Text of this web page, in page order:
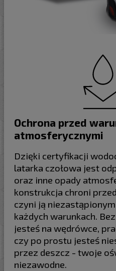
Ochrona przed
atmosferycznymi
Dzięki certyfikacji
latarka czołowa jest
oraz inne opady
konstrukcja chroni
czyni ją
każdych warunkach.
jesteś na wędrówce,
czy po prostu jesteś
przez deszcz - twoje
niezawodne.